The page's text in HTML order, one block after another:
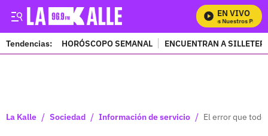
EN VIVO
Mira Todos Nuestros
Tendencias: HORÓSCOPO SEMANAL ENCUENTRAN A
La Kalle / Sociedad / Información de servicio / El error que